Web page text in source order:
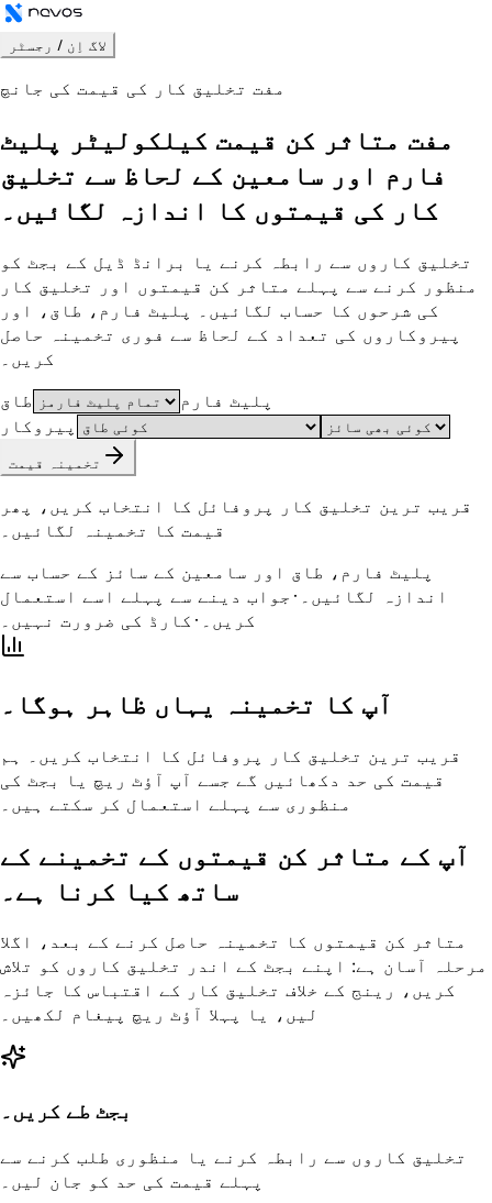
لاگ اِن / رجسٹر
مفت تخلیق کار کی قیمت کی جانچ
مفت متاثر کن قیمت کیلکولیٹر
پلیٹ
فارم اور سامعین کے لحاظ سے تخلیق
کار کی قیمتوں کا اندازہ لگائیں۔
تخلیق کاروں سے رابطہ کرنے یا برانڈ ڈیل کے بجٹ کو
منظور کرنے سے پہلے متاثر کن قیمتوں اور تخلیق کار
کی شرحوں کا حساب لگائیں۔ پلیٹ فارم، طاق، اور
پیروکاروں کی تعداد کے لحاظ سے فوری تخمینہ حاصل
کریں۔
پلیٹ فارم
طاق
پیروکار
تخمینہ قیمت
قریب ترین تخلیق کار پروفائل کا انتخاب کریں، پھر
قیمت کا تخمینہ لگائیں۔
پلیٹ فارم، طاق اور سامعین کے سائز کے حساب سے
اندازہ لگائیں۔ · جواب دینے سے پہلے اسے استعمال
کریں۔ · کارڈ کی ضرورت نہیں۔
آپ کا تخمینہ یہاں ظاہر ہوگا۔
قریب ترین تخلیق کار پروفائل کا انتخاب کریں۔ ہم
قیمت کی حد دکھائیں گے جسے آپ آؤٹ ریچ یا بجٹ کی
منظوری سے پہلے استعمال کر سکتے ہیں۔
آپ کے متاثر کن قیمتوں کے تخمینے کے
ساتھ کیا کرنا ہے۔
متاثر کن قیمتوں کا تخمینہ حاصل کرنے کے بعد، اگلا
مرحلہ آسان ہے: اپنے بجٹ کے اندر تخلیق کاروں کو تلاش
کریں، رینج کے خلاف تخلیق کار کے اقتباس کا جائزہ
لیں، یا پہلا آؤٹ ریچ پیغام لکھیں۔
بجٹ طے کریں۔
تخلیق کاروں سے رابطہ کرنے یا منظوری طلب کرنے سے
پہلے قیمت کی حد کو جان لیں۔